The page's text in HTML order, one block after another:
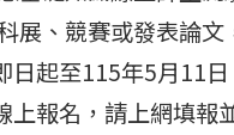
展、競賽或發表論
日起至115年5月11日
上報名，請上網填